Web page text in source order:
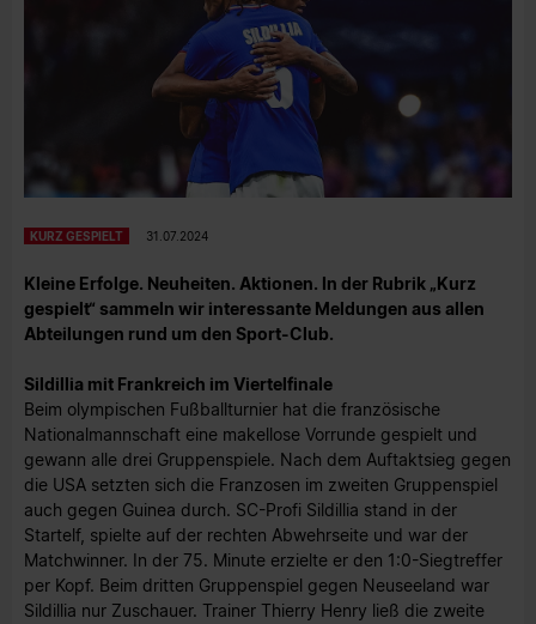
KURZ GESPIELT 31.07.2024
Kleine Erfolge. Neuheiten. Aktionen. In der Rubrik „Kurz
gespielt“ sammeln wir interessante Meldungen aus allen
Abteilungen rund um den Sport-Club.
Sildillia mit Frankreich im Viertelfinale
Beim olympischen Fußballturnier hat die französische
Nationalmannschaft eine makellose Vorrunde gespielt und
gewann alle drei Gruppenspiele. Nach dem Auftaktsieg gegen
die USA setzten sich die Franzosen im zweiten Gruppenspiel
auch gegen Guinea durch. SC-Profi Sildillia stand in der
Startelf, spielte auf der rechten Abwehrseite und war der
Matchwinner. In der 75. Minute erzielte er den 1:0-Siegtreffer
per Kopf. Beim dritten Gruppenspiel gegen Neuseeland war
Sildillia nur Zuschauer. Trainer Thierry Henry ließ die zweite